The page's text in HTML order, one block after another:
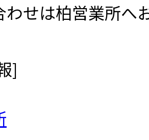
わせは柏営業所へ
]